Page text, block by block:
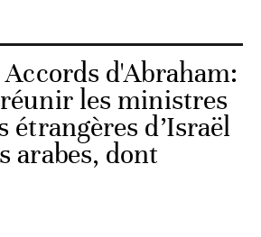
Accords d'Abraham:
les ministres
étrangères d’Israël
arabes, dont